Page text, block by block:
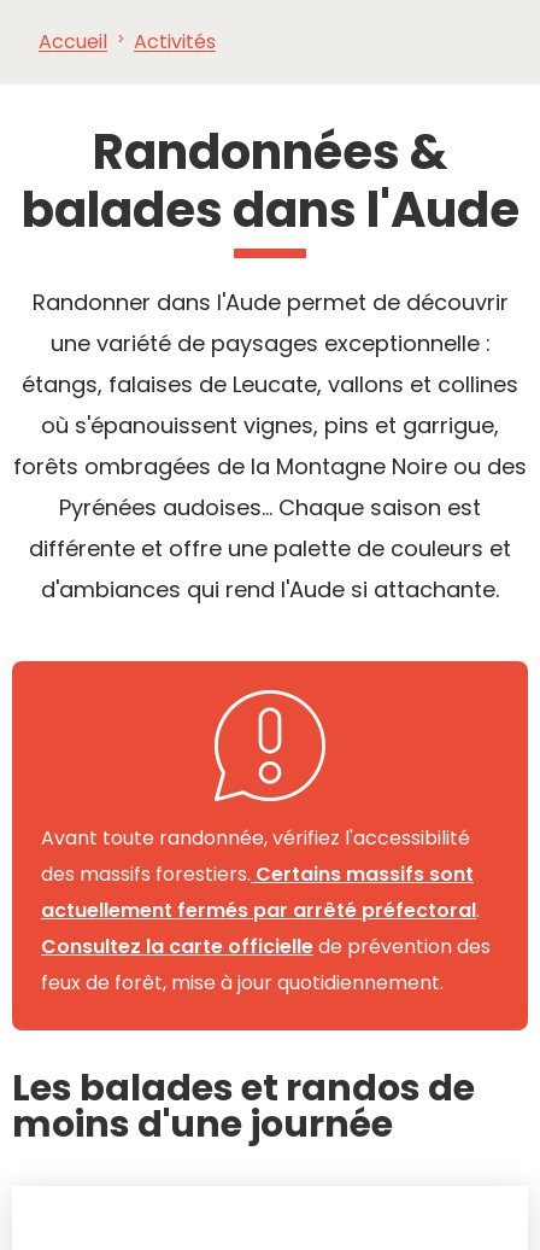
Accueil Activités
Randonnées &
balades dans l'Aude
Randonner dans l'Aude permet de découvrir
une variété de paysages exceptionnelle :
étangs, falaises de Leucate, vallons et collines
où s'épanouissent vignes, pins et garrigue,
forêts ombragées de la Montagne Noire ou des
Pyrénées audoises... Chaque saison est
différente et offre une palette de couleurs et
d'ambiances qui rend l'Aude si attachante.
Avant toute randonnée, vérifiez l'accessibilité
des massifs forestiers. Certains massifs sont
actuellement fermés par arrêté préfectoral.
Consultez la carte officiellede prévention des
feux de forêt, mise à jour quotidiennement.
Les balades et randos de
moins d'une journée